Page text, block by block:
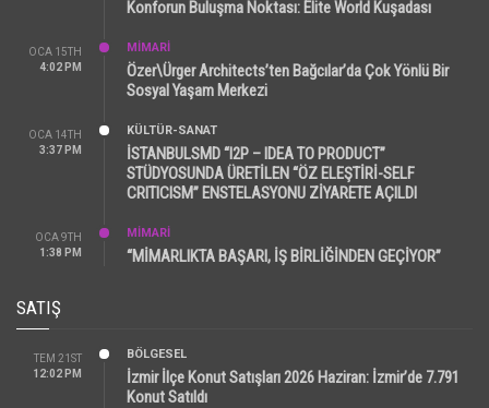
Konforun Buluşma Noktası: Elite World Kuşadası
OCA 15TH
4:02 PM
MİMARİ
Özer\Ürger Architects’ten Bağcılar’da Çok Yönlü Bir
Sosyal Yaşam Merkezi
OCA 14TH
3:37 PM
KÜLTÜR-SANAT
İSTANBULSMD “I2P – IDEA TO PRODUCT”
STÜDYOSUNDA ÜRETİLEN “ÖZ ELEŞTİRİ-SELF
CRITICISM” ENSTELASYONU ZİYARETE AÇILDI
OCA 9TH
1:38 PM
MİMARİ
“MİMARLIKTA BAŞARI, İŞ BİRLİĞİNDEN GEÇİYOR”
SATIŞ
TEM 21ST
12:02 PM
BÖLGESEL
İzmir İlçe Konut Satışları 2026 Haziran: İzmir’de 7.791
Konut Satıldı